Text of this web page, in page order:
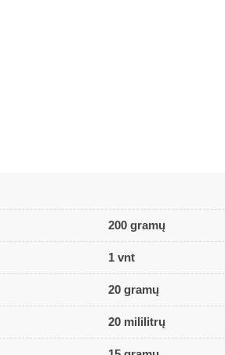
200 gramų
1 vnt
20 gramų
20 mililitrų